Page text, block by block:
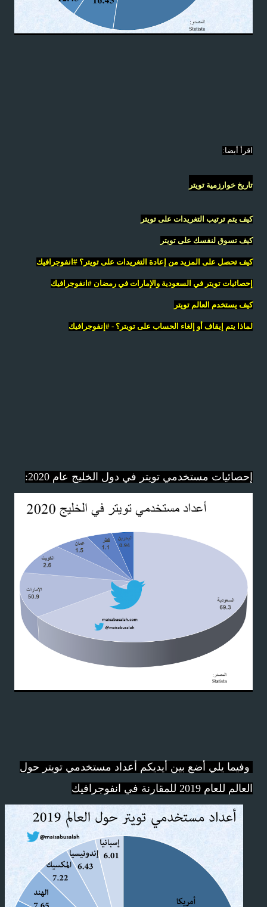
اقرأ أيضا:
تاريخ خوارزمية تويتر
كيف يتم ترتيب التغريدات على تويتر
كيف تسوق لنفسك على تويتر
كيف تحصل على المزيد من إعادة التغريدات على تويتر؟ #انفوجرافيك
إحصائيات تويتر في السعودية والإمارات في رمضان #انفوجرافيك
كيف يستخدم العالم تويتر
لماذا يتم إيقاف أو إلغاء الحساب على تويتر؟ - #إنفوجرافيك
إحصائيات مستخدمي تويتر في دول الخليج عام 2020:
وفيما يلي أضع بين أيديكم أعداد مستخدمي تويتر حول
العالم للعام 2019 للمقارنة في انفوجرافيك